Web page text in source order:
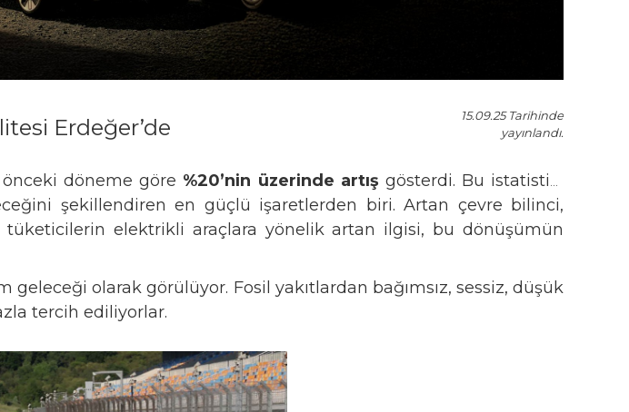
Erdeğer’de 15.09.25Tarihinde
yayınlandı.
döneme göre %20’nin üzerinde artış gösterdi. Bu istatistik,
şekillendiren en güçlü işaretlerden biri. Artan çevre bilinci,
elektrikli araçlara yönelik artan ilgisi, bu dönüşümün
geleceği olarak görülüyor. Fosil yakıtlardan bağımsız, sessiz, düşük
tercih ediliyorlar.